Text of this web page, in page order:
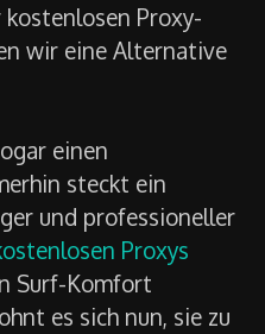
Proxy-
wir eine Alternative
einen
steckt ein
und professioneller
Proxys
Surf-Komfort
es sich nun, sie zu